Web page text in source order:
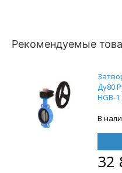
Рекомендуемые
Ду80
HGB-
В
32